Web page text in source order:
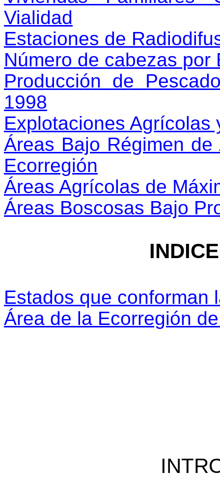
Vialidad
Estaciones de
Número de cabezas por
Producción de
1998
Explotaciones
Áreas Bajo Régimen
Ecorregión
Áreas Agrícolas de
Áreas Boscosas Bajo
Estados que conforman
Área de la Ecorregión